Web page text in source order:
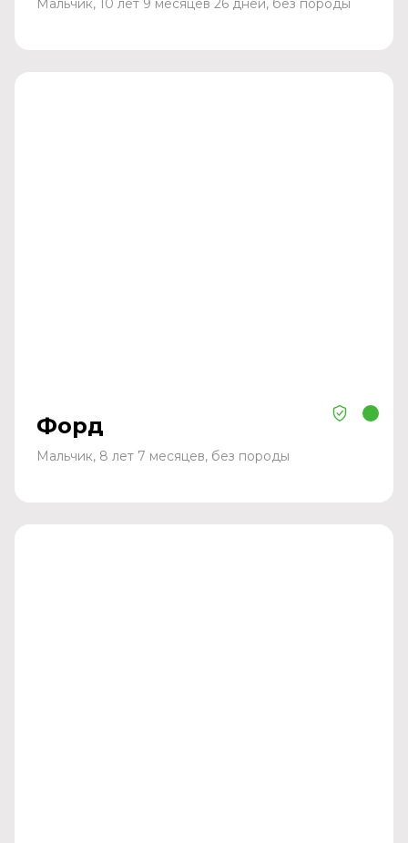
Мальчик, 10 лет 9 месяцев 26 дней, без породы
Форд
Мальчик, 8 лет 7 месяцев, без породы